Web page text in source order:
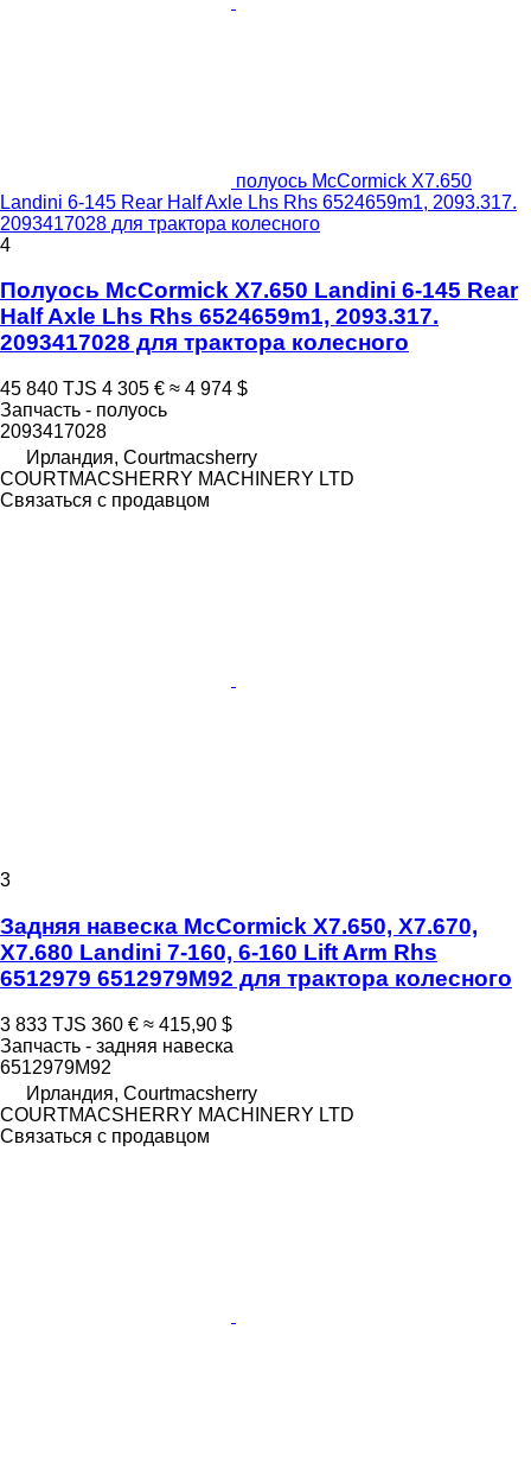
полуось McCormick X7.650
Landini 6-145 Rear Half Axle Lhs Rhs 6524659m1, 2093.317.
2093417028 для трактора колесного
4
Полуось McCormick X7.650 Landini 6-145 Rear
Half Axle Lhs Rhs 6524659m1, 2093.317.
2093417028 для трактора колесного
45 840 TJS 4 305 € ≈ 4 974 $
Запчасть - полуось
2093417028
Ирландия, Courtmacsherry
COURTMACSHERRY MACHINERY LTD
Связаться с продавцом
3
Задняя навеска McCormick X7.650, X7.670,
X7.680 Landini 7-160, 6-160 Lift Arm Rhs
6512979 6512979M92 для трактора колесного
3 833 TJS 360 € ≈ 415,90 $
Запчасть - задняя навеска
6512979M92
Ирландия, Courtmacsherry
COURTMACSHERRY MACHINERY LTD
Связаться с продавцом